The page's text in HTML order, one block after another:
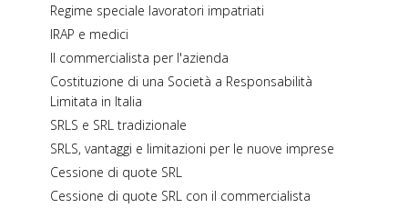
Regime speciale lavoratori impatriati
IRAP e medici
Il commercialista per l'azienda
Costituzione di una Società a Responsabilità
Limitata in Italia
SRLS e SRL tradizionale
SRLS, vantaggi e limitazioni per le nuove imprese
Cessione di quote SRL
Cessione di quote SRL con il commercialista